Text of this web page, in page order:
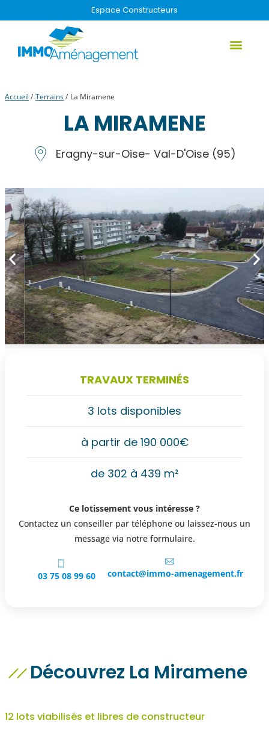
Espace Constructeurs
Accueil / Terrains/ La Miramene
LA MIRAMENE
Eragny-sur-Oise- Val-D'Oise (95)
TRAVAUX TERMINÉS
3 lots disponibles
à partir de 190 000€
de 302 à 439 m²
Ce lotissement vous intéresse ?
Contactez un conseiller par téléphone ou laissez-nous un
message via notre formulaire.
03 75 08 99 60 contact@immo-amenagement.fr
Découvrez La Miramene
12 lots viabilisés et libres de constructeur